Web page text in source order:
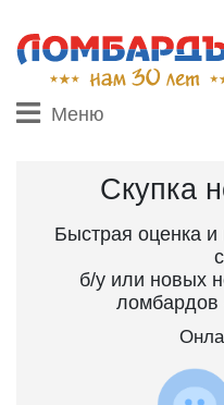
Меню
Скупка
Быстрая оценка
б/у или новых